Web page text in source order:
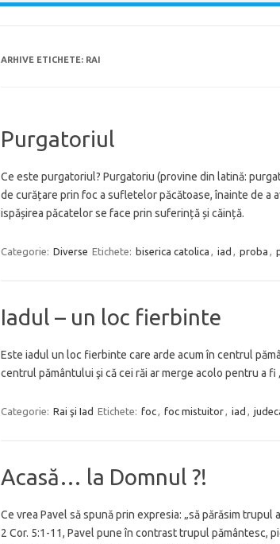
ARHIVE ETICHETE: RAI
Purgatoriul
Ce este purgatoriul? Purgatoriu (provine din latină:
de curățare prin foc a sufletelor păcătoase, înainte de a
ispășirea păcatelor se face prin suferință și căință.
Categorie: Diverse Etichete: biserica catolica , iad , proba ,
Iadul – un loc fierbinte
Este iadul un loc fierbinte care arde acum în centrul
centrul pământului şi că cei răi ar merge acolo pentru a fi
Categorie: Rai şi Iad Etichete: foc, foc mistuitor, iad ,
Acasă… la Domnul ?!
Ce vrea Pavel să spună prin expresia: „să părăsim trupul
2 Cor. 5:1-11, Pavel pune în contrast trupul pământesc,